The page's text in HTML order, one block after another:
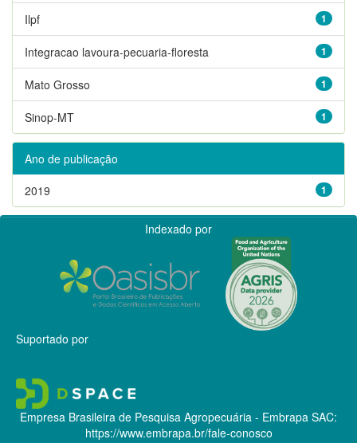
1
Ilpf
1
Integracao lavoura-pecuaria-floresta
1
Mato Grosso
1
Sinop-MT
Ano de publicação
1
2019
Indexado por
Suportado por
Empresa Brasileira de Pesquisa Agropecuária - Embrapa SAC:
https://www.embrapa.br/fale-conosco